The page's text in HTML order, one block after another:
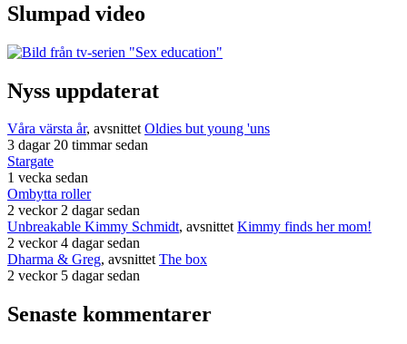
Slumpad video
Nyss uppdaterat
Våra värsta år, avsnittetOldies but young 'uns
3 dagar 20 timmar sedan
Stargate
1 vecka sedan
Ombytta roller
2 veckor 2 dagar sedan
Unbreakable Kimmy Schmidt, avsnittetKimmy finds her mom!
2 veckor 4 dagar sedan
Dharma & Greg, avsnittetThe box
2 veckor 5 dagar sedan
Senaste kommentarer